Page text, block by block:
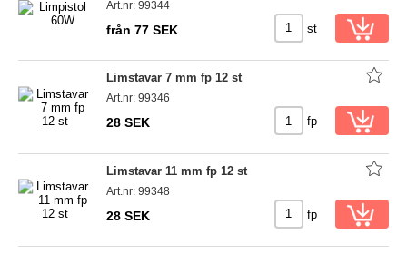
Art.nr: 99344
från 77 SEK st
Limstavar 7 mm fp 12 st
Art.nr: 99346
28 SEK fp
Limstavar 11 mm fp 12 st
Art.nr: 99348
28 SEK fp